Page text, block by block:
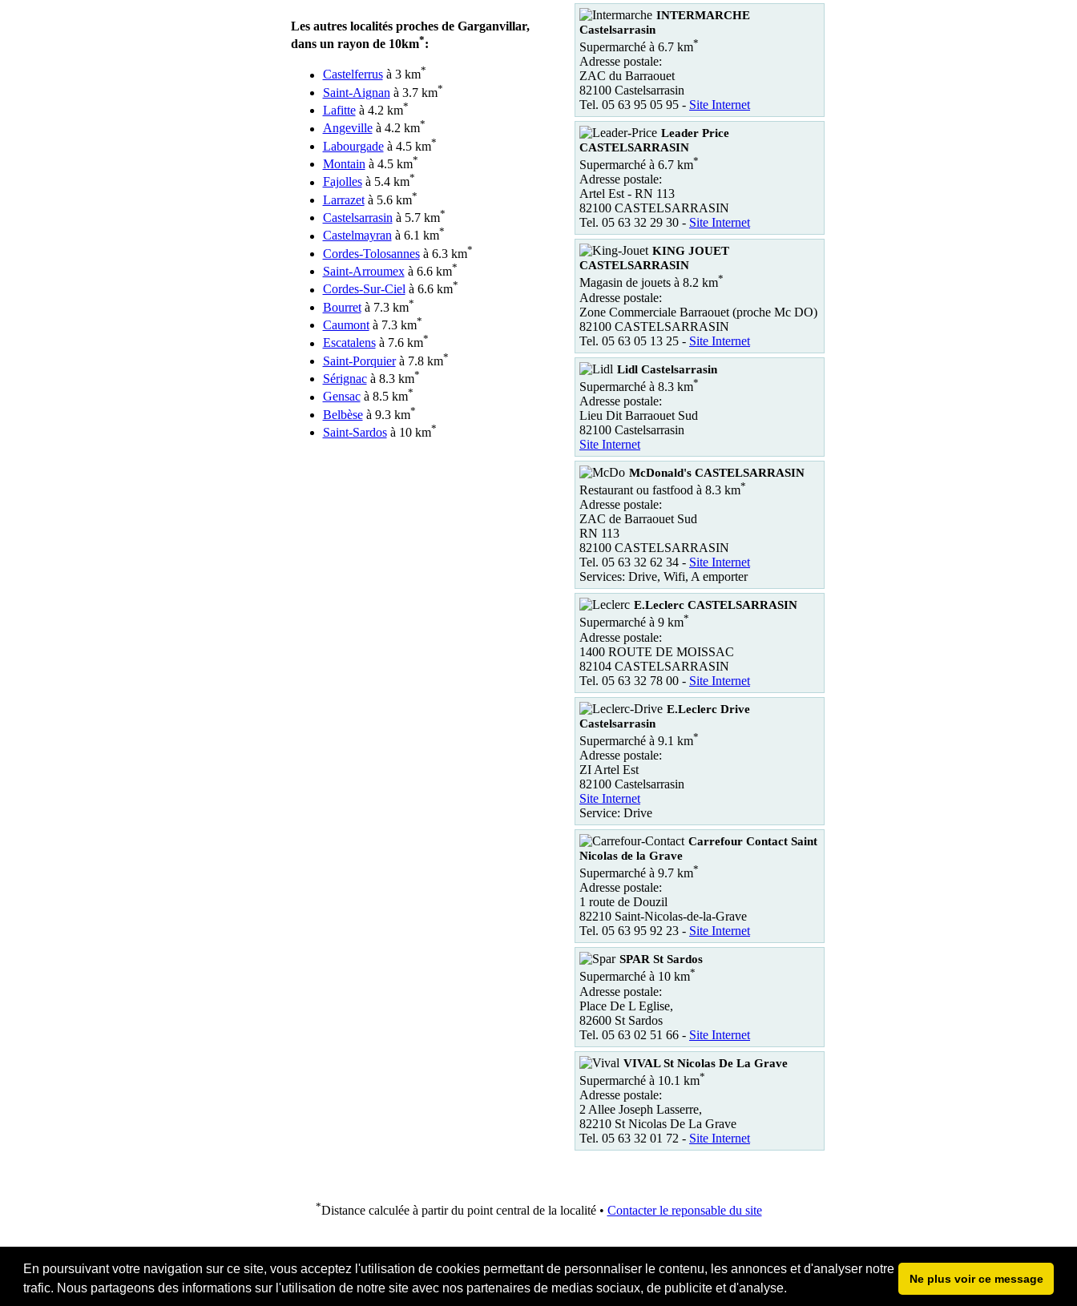
En poursuivant votre navigation sur ce site, vous acceptez l'utilisation de cookies permettant de personnaliser le contenu, les annonces et d'analyser notre
trafic. Nous partageons des informations sur l'utilisation de notre site avec nos partenaires de medias sociaux, de publicite et d'analyse.
Ne plus voir ce message
Les autres localités proches de Garganvillar,
dans un rayon de 10km*:
Castelferrusà 3 km*
Saint-Aignan à 3.7 km*
Lafitteà 4.2 km*
Angevilleà 4.2 km*
Labourgadeà 4.5 km*
Montain à 4.5 km*
Fajollesà 5.4 km*
Larrazetà 5.6 km*
Castelsarrasin à 5.7 km*
Castelmayranà 6.1 km*
Cordes-Tolosannesà 6.3 km*
Saint-Arroumexà 6.6 km*
Cordes-Sur-Cielà 6.6 km*
Bourretà 7.3 km*
Caumontà 7.3 km*
Escatalensà 7.6 km*
Saint-Porquierà 7.8 km*
Sérignacà 8.3 km*
Gensacà 8.5 km*
Belbèseà 9.3 km*
Saint-Sardosà 10 km*
INTERMARCHE
Castelsarrasin
Supermarché à 6.7 km*
Adresse postale:
ZAC du Barraouet
82100 Castelsarrasin
Tel. 05 63 95 05 95 - Site Internet
Leader Price
CASTELSARRASIN
Supermarché à 6.7 km*
Adresse postale:
Artel Est - RN 113
82100 CASTELSARRASIN
Tel. 05 63 32 29 30 - Site Internet
KING JOUET
CASTELSARRASIN
Magasin de jouets à 8.2 km*
Adresse postale:
Zone Commerciale Barraouet (proche Mc DO)
82100 CASTELSARRASIN
Tel. 05 63 05 13 25 - Site Internet
Lidl Castelsarrasin
Supermarché à 8.3 km*
Adresse postale:
Lieu Dit Barraouet Sud
82100 Castelsarrasin
Site Internet
McDonald's CASTELSARRASIN
Restaurant ou fastfood à 8.3 km*
Adresse postale:
ZAC de Barraouet Sud
RN 113
82100 CASTELSARRASIN
Tel. 05 63 32 62 34 - Site Internet
Services: Drive, Wifi, A emporter
E.Leclerc CASTELSARRASIN
Supermarché à 9 km*
Adresse postale:
1400 ROUTE DE MOISSAC
82104 CASTELSARRASIN
Tel. 05 63 32 78 00 - Site Internet
E.Leclerc Drive
Castelsarrasin
Supermarché à 9.1 km*
Adresse postale:
ZI Artel Est
82100 Castelsarrasin
Site Internet
Service: Drive
Carrefour Contact Saint
Nicolas de la Grave
Supermarché à 9.7 km*
Adresse postale:
1 route de Douzil
82210 Saint-Nicolas-de-la-Grave
Tel. 05 63 95 92 23 - Site Internet
SPAR St Sardos
Supermarché à 10 km*
Adresse postale:
Place De L Eglise,
82600 St Sardos
Tel. 05 63 02 51 66 - Site Internet
VIVAL St Nicolas De La Grave
Supermarché à 10.1 km*
Adresse postale:
2 Allee Joseph Lasserre,
82210 St Nicolas De La Grave
Tel. 05 63 32 01 72 - Site Internet
*Distance calculée à partir du point central de la localité • Contacter le reponsable du site